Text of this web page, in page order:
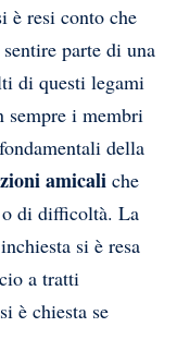
è resi conto che
parte di una
di questi legami
sempre i membri
della
amicali che
di difficoltà. La
si è resa
a tratti
è chiesta se